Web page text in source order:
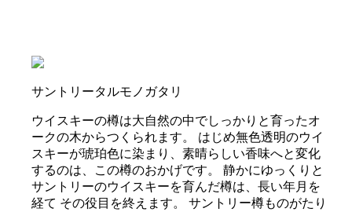
サントリータルモノガタリ
ウイスキーの樽は大自然の中でしっかりと育ったオ
ークの木からつくられます。 はじめ無色透明のウイ
スキーが琥珀色に染まり、素晴らしい香味へと変化
するのは、この樽のおかげです。 静かにゆっくりと
サントリーのウイスキーを育んだ樽は、長い年月を
経て その役目を終えます。 サントリー樽ものがたり